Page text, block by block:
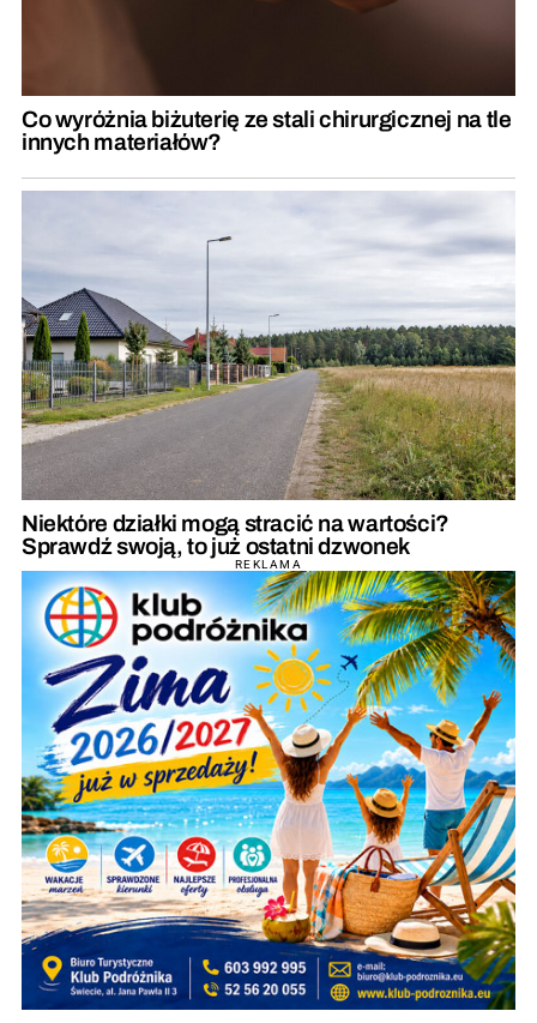
Co wyróżnia biżuterię ze stali chirurgicznej na tle
innych materiałów?
Niektóre działki mogą stracić na wartości?
Sprawdź swoją, to już ostatni dzwonek
REKLAMA